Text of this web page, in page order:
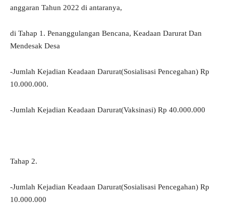
anggaran Tahun 2022 di antaranya,
di Tahap 1. Penanggulangan Bencana, Keadaan Darurat Dan
Mendesak Desa
-Jumlah Kejadian Keadaan Darurat(Sosialisasi Pencegahan) Rp
10.000.000.
-Jumlah Kejadian Keadaan Darurat(Vaksinasi) Rp 40.000.000
Tahap 2.
-Jumlah Kejadian Keadaan Darurat(Sosialisasi Pencegahan) Rp
10.000.000